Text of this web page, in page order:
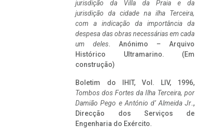
jurisdição da Villa da Praia e da
jurisdição da cidade na ilha Terceira,
com a indicação da importância da
despesa das obras necessárias em cada
um deles. Anónimo – Arquivo
Histórico Ultramarino. (Em
construção)
Boletim do IHIT, Vol. LIV, 1996,
Tombos dos Fortes da Ilha Terceira, por
Damião Pego e António d’ Almeida Jr.,
Direcção dos Serviços de
Engenharia do Exército.